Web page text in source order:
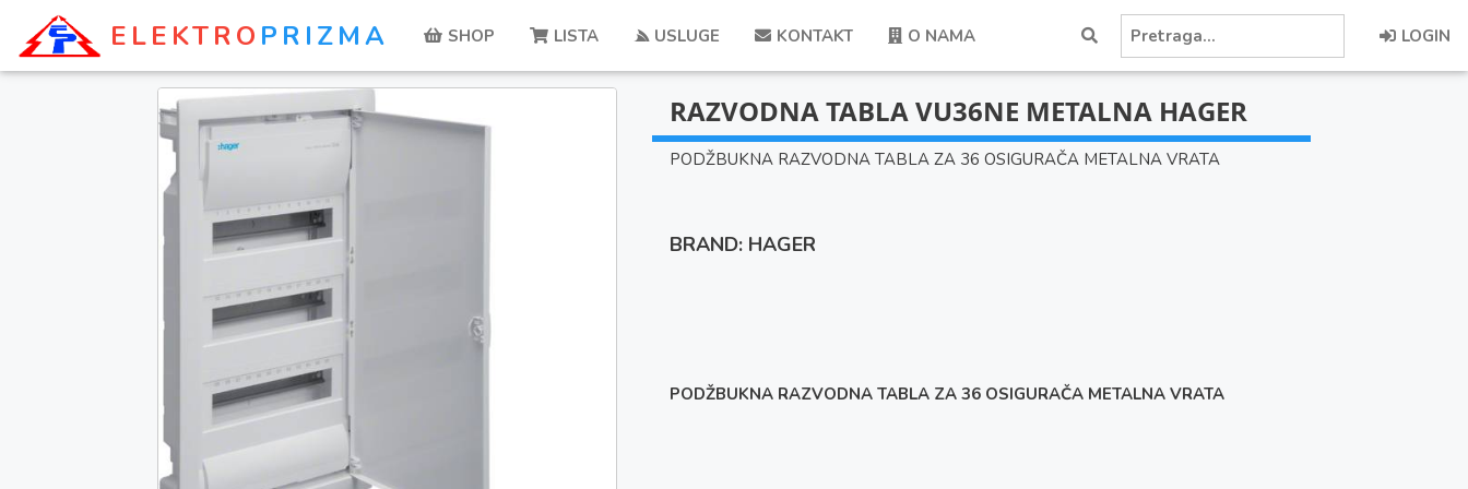
ELEKTRO PRIZMA SHOP LISTA USLUGE KONTAKT O NAMA LOGIN
RAZVODNA TABLA VU36NE METALNA HAGER
PODŽBUKNA RAZVODNA TABLA ZA 36 OSIGURAČA METALNA VRATA
BRAND: HAGER
PODŽBUKNA RAZVODNA TABLA ZA 36 OSIGURAČA METALNA VRATA